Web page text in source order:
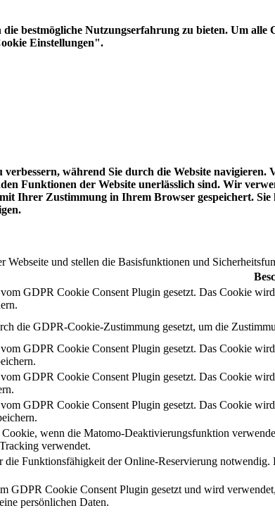
bestmögliche Nutzungserfahrung zu bieten. Um
Einstellungen".
während Sie durch die Website
Funktionen der Website unerlässlich sind. Wir
Ihrer Zustimmung in Ihrem Browser gespeichert.
und stellen die Basisfunktionen und
GDPR Cookie Consent Plugin gesetzt. Das Cookie
die GDPR-Cookie-Zustimmung gesetzt, um die
GDPR Cookie Consent Plugin gesetzt. Das Cookie
GDPR Cookie Consent Plugin gesetzt. Das Cookie
GDPR Cookie Consent Plugin gesetzt. Das Cookie
Cookie, wenn die Matomo-Deaktivierungsfunktion
verwendet.
die Funktionsfähigkeit der Online-Reservierung notwendig.
GDPR Cookie Consent Plugin gesetzt und wird
persönlichen Daten.